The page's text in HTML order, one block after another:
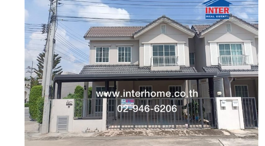
*เซียร์รังสิต
*ฟิวเจอร์พาร์ครังสิต
*แม็คโครฟุ๊ดเซ็นเตอร์
*ตลาดนาทอง, ตลาดนานาเจริญ
*สนามกีฬาธูปเตมีย์
*มหาวิยาลัยรังสิต
*มหาวิทยาลัยธรรมศาสตร์รังสิต
*มหาวิทยาลัยราชมงคลธัญบุรี คลอง6
*โรงเรียนวัดลาดสนุ่น
*โรงเรียนโชคชัย(รังสิต)
*โรงพยาบาลแพทย์รังสิต
*โรงพยาบาลเปาโลรังสิต